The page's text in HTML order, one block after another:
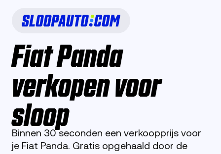
Fiat Panda
verkopen voor
sloop
Binnen 30 seconden een verkoopprijs voor
je Fiat Panda. Gratis opgehaald door de